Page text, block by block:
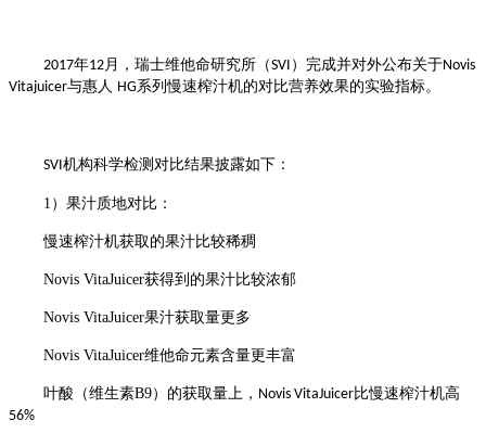
2017年12月 ， 瑞士维他命研究所（SVI ）完成并对外公布关于Novis
Vitajuicer与惠人 HG系列慢速榨汁机的对比营养效果的实验指标。
SVI机构科学检测对比结果披露如下：
1 ） 果汁质地对比：
慢速榨汁机获取的果汁比较稀稠
Novis VitaJuicer获得到的果汁比较浓郁
Novis VitaJuicer果汁获取量更多
Novis VitaJuicer维他命元素含量更丰富
叶酸（维生素B9）的获取量上， Novis VitaJuicer比慢速榨汁机高
56%